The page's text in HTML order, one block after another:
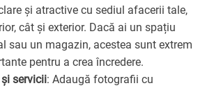
și atractive cu sediul afacerii tale,
cât și exterior. Dacă ai un spațiu
sau un magazin, acestea sunt extrem
pentru a crea încredere.
servicii: Adaugă fotografii cu